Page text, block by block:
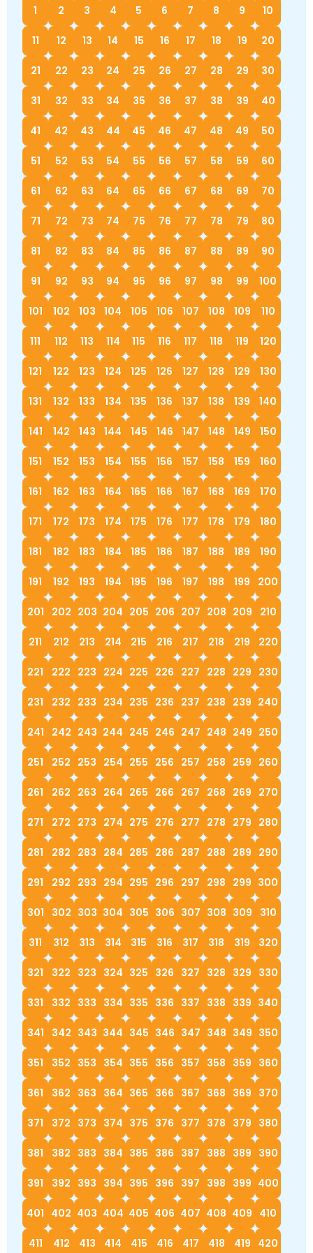
Немецкий язык
География
История
Биология
Технология
История
ОБЖ
География
1 2 3 4 5 6 7 8 9 10
11 12 13 14 15 16 17 18 19 20
21 22 23 24 25 26 27 28 29 30
31 32 33 34 35 36 37 38 39 40
41 42 43 44 45 46 47 48 49 50
51 52 53 54 55 56 57 58 59 60
61 62 63 64 65 66 67 68 69 70
71 72 73 74 75 76 77 78 79 80
81 82 83 84 85 86 87 88 89 90
91 92 93 94 95 96 97 98 99 100
101 102 103 104 105 106 107 108 109 110
111 112 113 114 115 116 117 118 119 120
121 122 123 124 125 126 127 128 129 130
131 132 133 134 135 136 137 138 139 140
141 142 143 144 145 146 147 148 149 150
151 152 153 154 155 156 157 158 159 160
161 162 163 164 165 166 167 168 169 170
171 172 173 174 175 176 177 178 179 180
181 182 183 184 185 186 187 188 189 190
191 192 193 194 195 196 197 198 199 200
201 202 203 204 205 206 207 208 209 210
211 212 213 214 215 216 217 218 219 220
221 222 223 224 225 226 227 228 229 230
231 232 233 234 235 236 237 238 239 240
241 242 243 244 245 246 247 248 249 250
251 252 253 254 255 256 257 258 259 260
261 262 263 264 265 266 267 268 269 270
271 272 273 274 275 276 277 278 279 280
281 282 283 284 285 286 287 288 289 290
291 292 293 294 295 296 297 298 299 300
301 302 303 304 305 306 307 308 309 310
311 312 313 314 315 316 317 318 319 320
321 322 323 324 325 326 327 328 329 330
331 332 333 334 335 336 337 338 339 340
341 342 343 344 345 346 347 348 349 350
351 352 353 354 355 356 357 358 359 360
361 362 363 364 365 366 367 368 369 370
371 372 373 374 375 376 377 378 379 380
381 382 383 384 385 386 387 388 389 390
391 392 393 394 395 396 397 398 399 400
401 402 403 404 405 406 407 408 409 410
411 412 413 414 415 416 417 418 419 420